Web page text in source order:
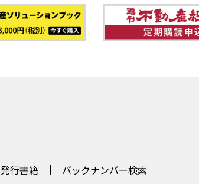
発行書籍 バックナンバー検索